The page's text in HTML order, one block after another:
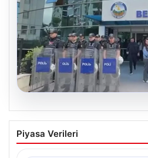
05.08.2026
Avcılar Belediyesi’ne
şüpheli gözaltına alındı
Piyasa Verileri